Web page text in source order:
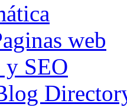
web
y SEO